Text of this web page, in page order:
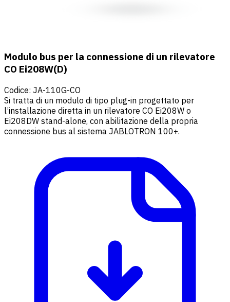
Modulo bus per la connessione di un rilevatore
CO Ei208W(D)
Codice: JA-110G-CO
Si tratta di un modulo di tipo plug-in progettato per
l’installazione diretta in un rilevatore CO Ei208W o
Ei208DW stand-alone, con abilitazione della propria
connessione bus al sistema JABLOTRON 100+.